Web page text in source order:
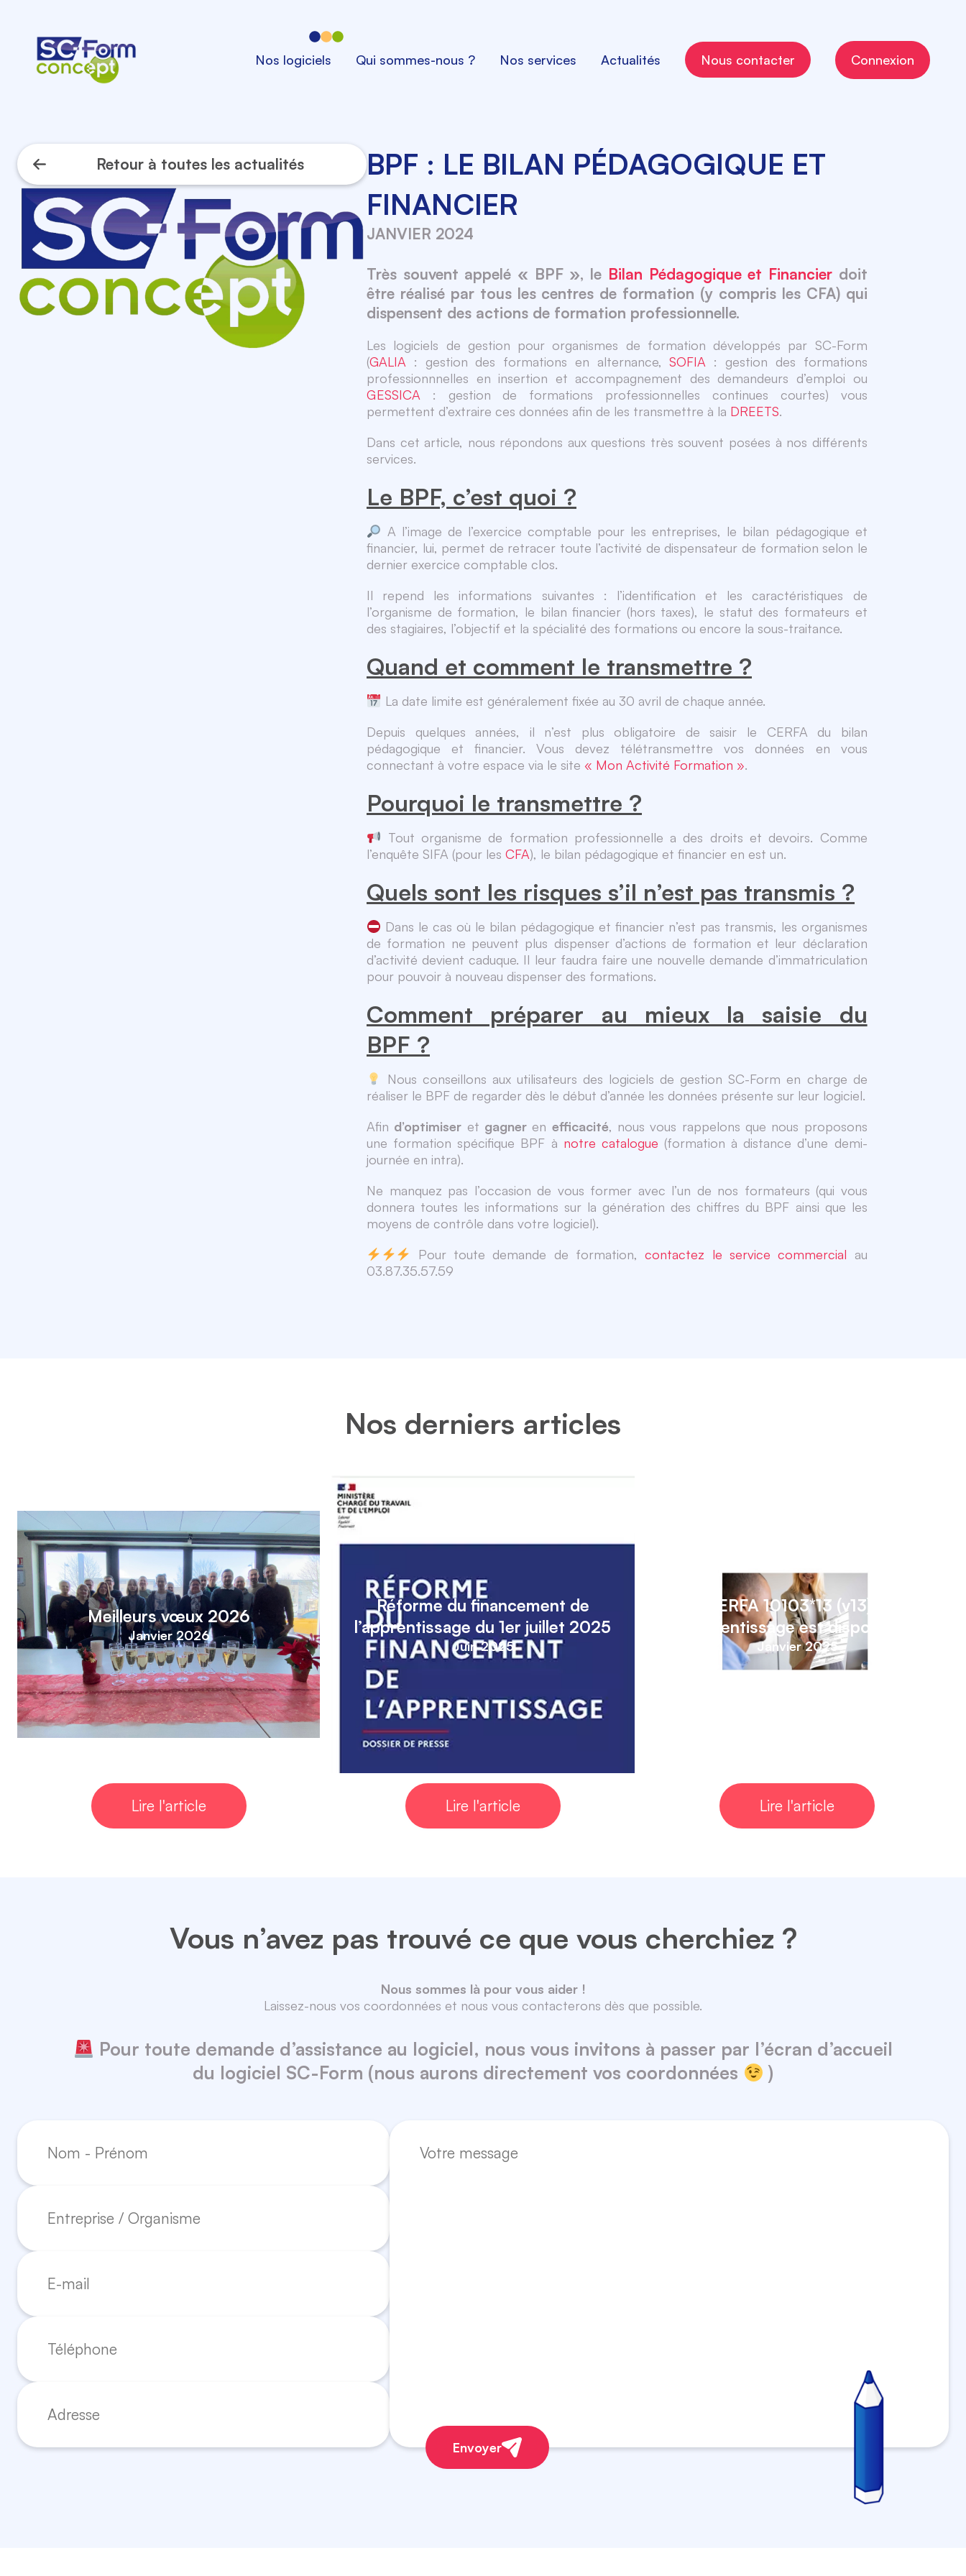
Nos logiciels Qui sommes-nous ? Nos services Actualités Nous contacter Connexion
Retour à toutes les actualités
BPF : LE BILAN PÉDAGOGIQUE ET
FINANCIER
JANVIER 2024
Très souvent appelé « BPF », le Bilan Pédagogique et Financierdoit
être réalisé par tous les centres de formation (y compris les CFA) qui
dispensent des actions de formation professionnelle.
Les logiciels de gestion pour organismes de formation développés par SC-Form
(GALIA : gestion des formations en alternance,SOFIA : gestion des formations
professionnnelles en insertion et accompagnement des demandeurs d’emploi ou
GESSICA : gestion de formations professionnelles continues courtes) vous
permettent d’extraire ces données afin de les transmettre à la DREETS.
Dans cet article, nous répondons aux questions très souvent posées à nos différents
services.
Le BPF, c’est quoi ?
A l’image de l’exercice comptable pour les entreprises, le bilan pédagogique et
financier, lui, permet de retracer toute l’activité de dispensateur de formation selon le
dernier exercice comptable clos.
Il repend les informations suivantes : l’identification et les caractéristiques de
l’organisme de formation, le bilan financier (hors taxes), le statut des formateurs et
des stagiaires, l’objectif et la spécialité des formations ou encore la sous-traitance.
Quand et comment le transmettre ?
La date limite est généralement fixée au 30 avril de chaque année.
Depuis quelques années, il n’est plus obligatoire de saisir le CERFA du bilan
pédagogique et financier. Vous devez télétransmettre vos données en vous
connectant à votre espace via le site « Mon Activité Formation ».
Pourquoi le transmettre ?
Tout organisme de formation professionnelle a des droits et devoirs. Comme
l’enquête SIFA (pour les CFA), le bilan pédagogique et financier en est un.
Quels sont les risques s’il n’est pas transmis ?
Dans le cas où le bilan pédagogique et financier n’est pas transmis, les organismes
de formation ne peuvent plus dispenser d’actions de formation et leur déclaration
d’activité devient caduque. Il leur faudra faire une nouvelle demande d’immatriculation
pour pouvoir à nouveau dispenser des formations.
Comment préparer au mieux la saisie du
BPF ?
Nous conseillons aux utilisateurs des logiciels de gestion SC-Form en charge de
réaliser le BPF de regarder dès le début d’année les données présente sur leur logiciel.
Afin d’optimiser et gagner en efficacité, nous vous rappelons que nous proposons
une formation spécifique BPF à notre catalogue (formation à distance d’une demi-
journée en intra).
Ne manquez pas l’occasion de vous former avec l’un de nos formateurs (qui vous
donnera toutes les informations sur la génération des chiffres du BPF ainsi que les
moyens de contrôle dans votre logiciel).
Pour toute demande de formation,contactez le service commercial au
03.87.35.57.59
Nos derniers articles
Meilleurs vœux 2026
Janvier 2026
Lire l'article
Réforme du financement de
l’apprentissage du 1er juillet 2025
Juin 2025
Lire l'article
Le CERFA 10103*13 (v13) pour
l’apprentissage est disponible !
Janvier 2025
Lire l'article
Vous n’avez pas trouvé ce que vous cherchiez ?
Nous sommes là pour vous aider !
Laissez-nous vos coordonnées et nous vous contacterons dès que possible.
Pour toute demande d’assistance au logiciel, nous vous invitons à passer par l’écran d’accueil
du logiciel SC-Form (nous aurons directement vos coordonnées
)
Envoyer